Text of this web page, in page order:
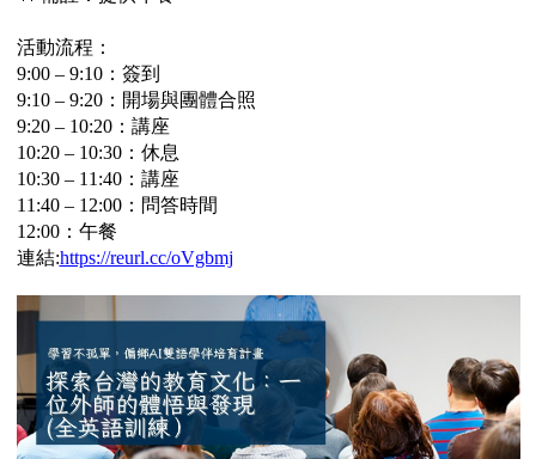
活動流程：
9:00 – 9:10：簽到
9:10 – 9:20：開場與團體合照
9:20 – 10:20：講座
10:20 – 10:30：休息
10:30 – 11:40：講座
11:40 – 12:00：問答時間
12:00：午餐
連結:https://reurl.cc/oVgbmj